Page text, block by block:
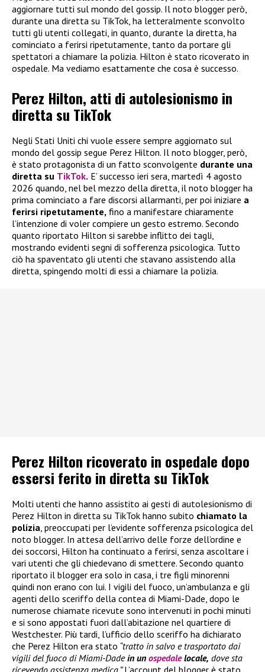
aggiornare tutti sul mondo del gossip. Il noto blogger però,
durante una diretta su TikTok, ha letteralmente sconvolto
tutti gli utenti collegati, in quanto, durante la diretta, ha
cominciato a ferirsi ripetutamente, tanto da portare gli
spettatori a chiamare la polizia. Hilton è stato ricoverato in
ospedale. Ma vediamo esattamente che cosa è successo.
Perez Hilton, atti di autolesionismo in
diretta su TikTok
Negli Stati Uniti chi vuole essere sempre aggiornato sul
mondo del gossip segue Perez Hilton. Il noto blogger, però,
è stato protagonista di un fatto sconvolgente durante una
diretta su TikTok. E’ successo ieri sera, martedì 4 agosto
2026 quando, nel bel mezzo della diretta, il noto blogger ha
prima cominciato a fare discorsi allarmanti, per poi iniziare a
ferirsi ripetutamente, fino a manifestare chiaramente
l’intenzione di voler compiere un gesto estremo. Secondo
quanto riportato Hilton si sarebbe inflitto dei tagli,
mostrando evidenti segni di sofferenza psicologica. Tutto
ciò ha spaventato gli utenti che stavano assistendo alla
diretta, spingendo molti di essi a chiamare la polizia.
Perez Hilton ricoverato in ospedale dopo
essersi ferito in diretta su TikTok
Molti utenti che hanno assistito ai gesti di autolesionismo di
Perez Hilton in diretta su TikTok hanno subito chiamato la
polizia , preoccupati per l’evidente sofferenza psicologica del
noto blogger. In attesa dell’arrivo delle forze dell’ordine e
dei soccorsi, Hilton ha continuato a ferirsi, senza ascoltare i
vari utenti che gli chiedevano di smettere. Secondo quanto
riportato il blogger era solo in casa, i tre figli minorenni
quindi non erano con lui. I vigili del fuoco, un’ambulanza e gli
agenti dello sceriffo della contea di Miami-Dade, dopo le
numerose chiamate ricevute sono intervenuti in pochi minuti
e si sono appostati fuori dall’abitazione nel quartiere di
Westchester. Più tardi, l’ufficio dello sceriffo ha dichiarato
che Perez Hilton era stato “tratto in salvo e trasportato dai
vigili del fuoco di Miami-Dadein un ospedalelocale, dove sta
ricevendo assistenza medica.”L’account del blogger è stato